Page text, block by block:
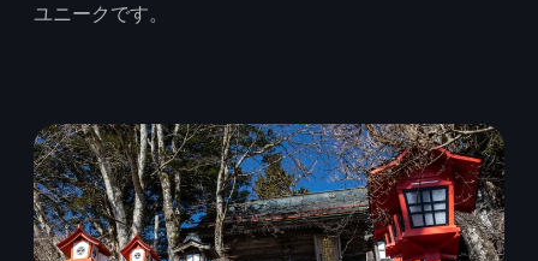
ユニークです。